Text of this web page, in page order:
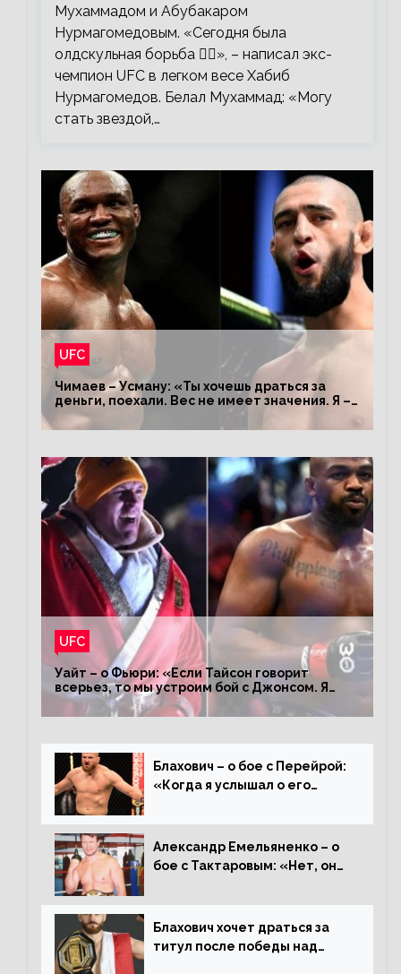
Мухаммадом и Абубакаром
Нурмагомедовым. «Сегодня была
олдскульная борьба 🤼‍♂️», – написал экс-
чемпион UFC в легком весе Хабиб
Нурмагомедов. Белал Мухаммад: «Могу
стать звездой,…
UFC
Чимаев – Усману: «Ты хочешь драться за
деньги, поехали. Вес не имеет значения. Я –
король»
UFC
Уайт – о Фьюри: «Если Тайсон говорит
всерьез, то мы устроим бой с Джонсом. Я
заставил Флойда Мейвезера драться с
Конором»
Блахович – о бое с Перейрой:
«Когда я услышал о его
драться с ним»
Александр Емельяненко – о
бое с Тактаровым: «Нет, он
Блахович хочет драться за
титул после победы над